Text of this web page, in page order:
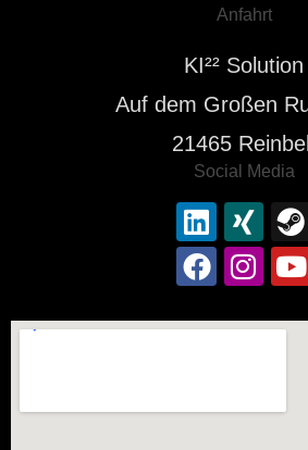
Anfahrt
KI²² Solution
Auf dem Großen
21465
Social Media